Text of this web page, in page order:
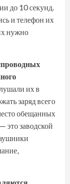
до 10 секунд.
и телефон их
нужно
их в
заряд всего
обещанных
это заводской